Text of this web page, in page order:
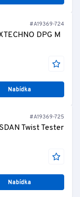
#A19369-724
DPG M
Nabídka
#A19369-725
Twist Tester
Nabídka